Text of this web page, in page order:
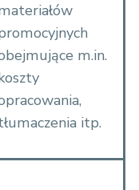
m.in.
itp.